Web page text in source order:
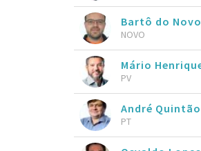
Bartô do Novo
NOVO
Mário
PV
André Quintão
PT